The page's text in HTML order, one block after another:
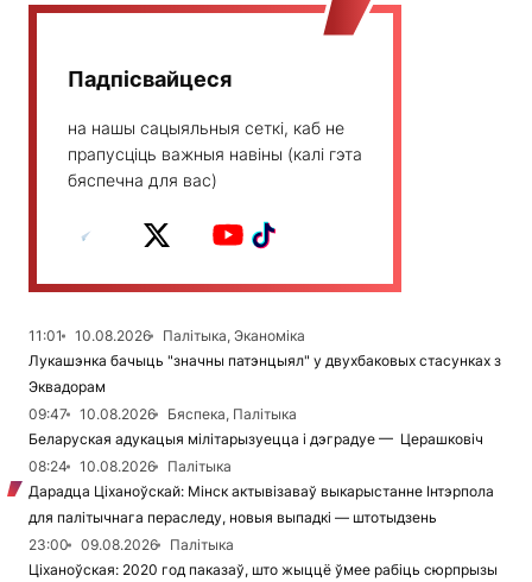
Падпісвайцеся
на нашы сацыяльныя сеткі, каб не
прапусціць важныя навіны (калі гэта
бяспечна для вас)
11:01 10.08.2026
Палітыка, Эканоміка
Лукашэнка бачыць "значны патэнцыял" у двухбаковых стасунках з
Эквадорам
09:47
10.08.2026
Бяспека, Палітыка
Беларуская адукацыя мілітарызуецца і дэградуе — Церашковіч
08:24
10.08.2026
Палітыка
Дарадца Ціханоўскай: Мінск актывізаваў выкарыстанне Інтэрпола
для палітычнага пераследу, новыя выпадкі — штотыдзень
23:00
09.08.2026
Палітыка
Ціханоўская: 2020 год паказаў, што жыццё ўмее рабіць сюрпрызы